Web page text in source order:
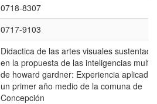
0718-8307
0717-9103
Didactica de las artes visuales sustentada
en la propuesta de las inteligencias
de howard gardner: Experiencia aplicada
un primer año medio de la comuna de
Concepción